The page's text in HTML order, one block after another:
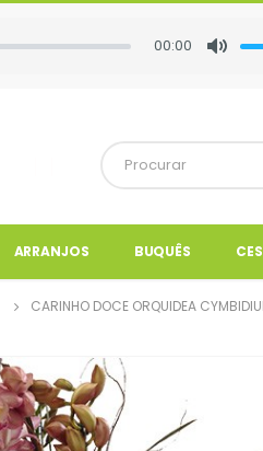
00:00
ARRANJOS BUQUÊS
CARINHO DOCE ORQUIDEA